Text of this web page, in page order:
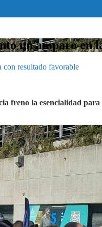
un amparo en
con resultado favorable
freno la esencialidad